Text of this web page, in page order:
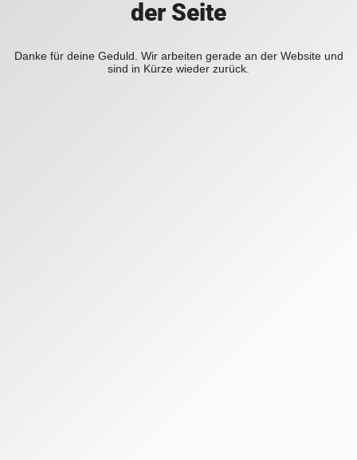
der Seite
Danke für deine Geduld. Wir arbeiten gerade an der Website und
sind in Kürze wieder zurück.